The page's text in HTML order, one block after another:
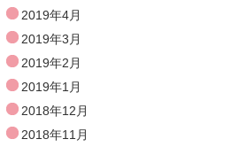
2019年4月
2019年3月
2019年2月
2019年1月
2018年12月
2018年11月